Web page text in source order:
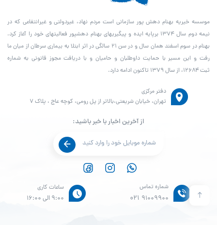
موسسه خیریه بهنام دهش پور سازمانی است مردم نهاد، غیردولتی و غیرانتفاعی که در
نیمه دوم سال ۱۳۷۴ برپایه ایده و پیگیری­های بهنام دهش­پور فعالیت­های خود را آغاز کرد.
بهنام در سوم اسفند همان سال و در سن ۲۱ سالگی در اثر ابتلا به بیماری سرطان از میان ما
رفت و این مسیر با حمایت داوطلبان و حامیان و با دریافت مجوز قانونی به شماره
ثبت ۱۲۶۸۴، از سال ۱۳۷۹ تاکنون ادامه دارد.
شماره تماس
021 91009900
ساعات کاری
9:00 الی 16:00
دفتر مرکزی
تهران، خیابان شریعتی،بالاتر از پل رومی، کوچه عاج ، پلاک ۷
از آخرین اخبار با خبر باشید: